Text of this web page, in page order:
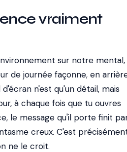
vraiment
sur notre mental,
de journée façonne, en
n'est qu'un détail, mais
à chaque fois que tu ouvres
le message qu'il porte finit
creux. C'est
ne le croit.